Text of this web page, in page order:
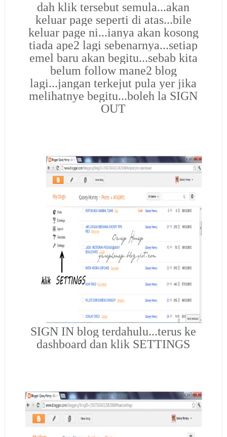
dah klik tersebut semula...akan
keluar page seperti di atas...bile
keluar page ni...ianya akan kosong
tiada ape2 lagi sebenarnya...setiap
emel baru akan begitu...sebab kita
belum follow mane2 blog
lagi...jangan terkejut pula yer jika
melihatnye begitu...boleh la SIGN
OUT
SIGN IN blog terdahulu...terus ke
dashboard dan klik SETTINGS